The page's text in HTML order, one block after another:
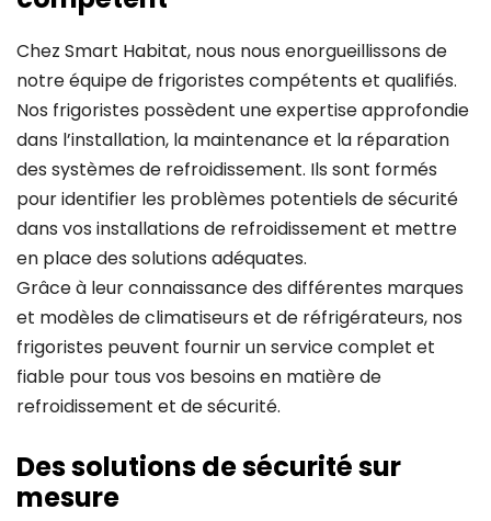
Chez Smart Habitat, nous nous enorgueillissons de
notre équipe de frigoristes compétents et qualifiés.
Nos frigoristes possèdent une expertise approfondie
dans l’installation, la maintenance et la réparation
des systèmes de refroidissement. Ils sont formés
pour identifier les problèmes potentiels de sécurité
dans vos installations de refroidissement et mettre
en place des solutions adéquates.
Grâce à leur connaissance des différentes marques
et modèles de climatiseurs et de réfrigérateurs, nos
frigoristes peuvent fournir un service complet et
fiable pour tous vos besoins en matière de
refroidissement et de sécurité.
Des solutions de sécurité sur
mesure